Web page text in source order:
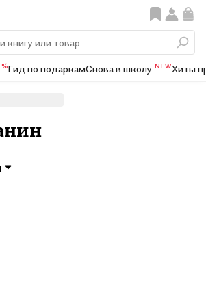
%Гид по подаркамСнова в школу NEWХиты